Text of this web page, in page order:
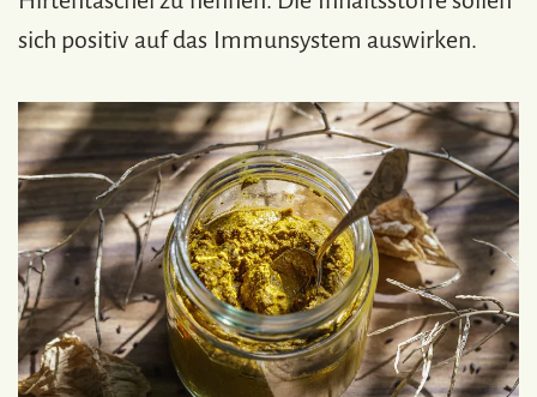
sich positiv auf das Immunsystem auswirken.